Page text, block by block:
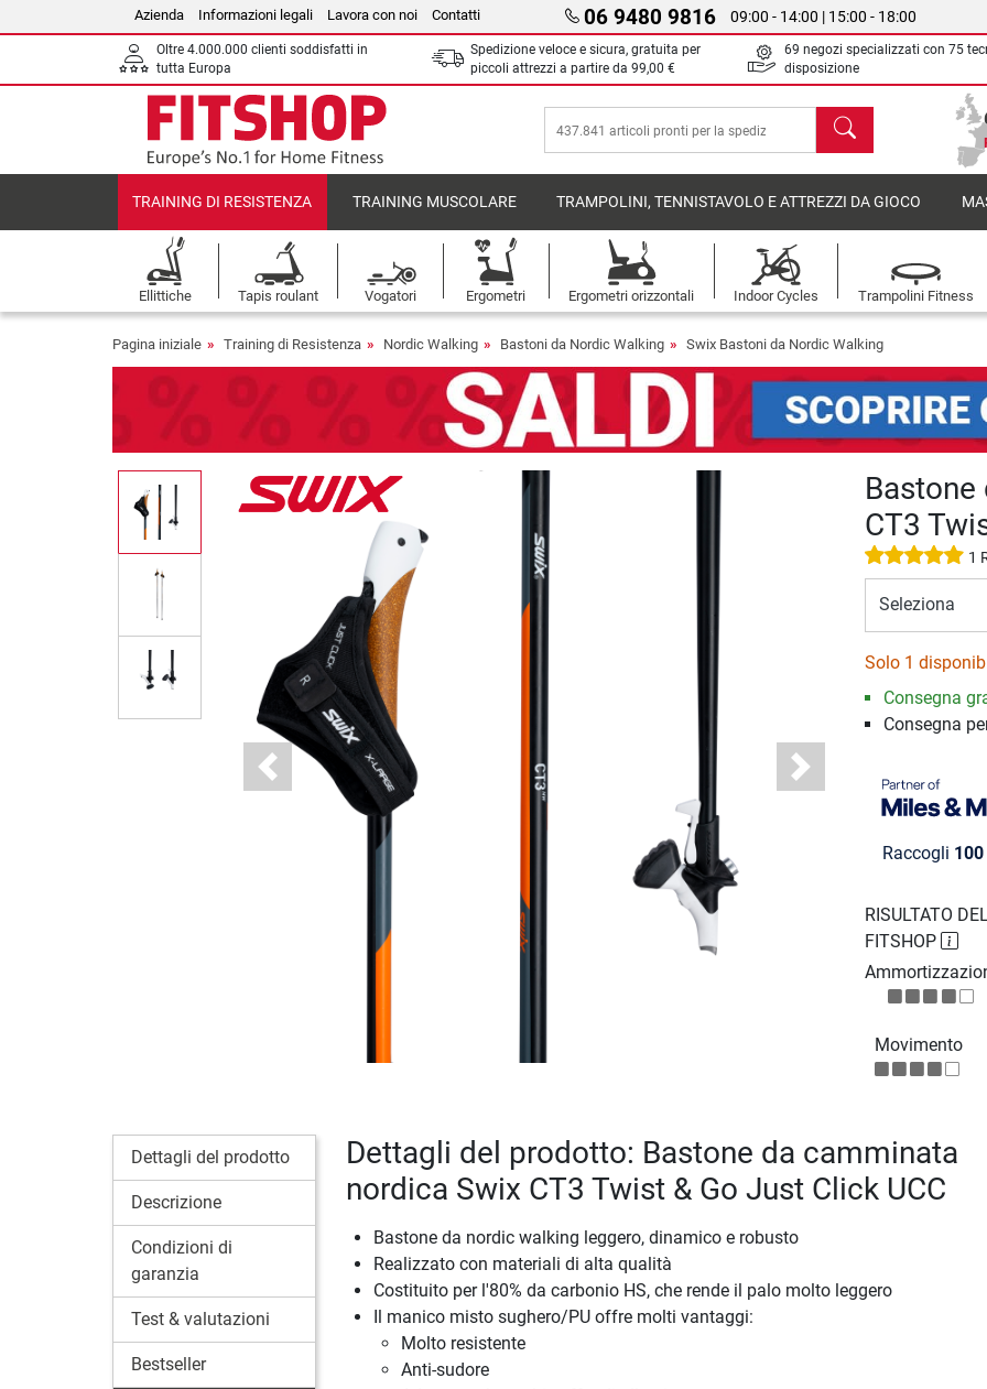
Azienda Informazioni legali Lavora con noi Contatti 06 9480 9816 09:00 - 14:00 | 15:00 - 18:00
Oltre 4.000.000 clienti soddisfatti in
tutta Europa
Spedizione veloce e sicura, gratuita per
piccoli attrezzi a partire da 99,00 €
69 negozi specializzati con 75
disposizione
Cerca
TRAINING DI RESISTENZA TRAINING MUSCOLARE TRAMPOLINI, TENNISTAVOLO E ATTREZZI DA GIOCO
Ellittiche Tapis roulant Vogatori Ergometri Ergometri orizzontali Indoor Cycles Trampolini Fitness
Pagina iniziale Training di Resistenza Nordic Walking Bastoni da Nordic Walking Swix Bastoni da Nordic Walking
Previous Next
CT3
1
Seleziona
Solo 1
Consegna
Consegna
Raccogli 100
RISULTATO
FITSHOP
Movimento
Dettagli del prodotto
Descrizione
Condizioni di
garanzia
Test & valutazioni
Bestseller
Dettagli del prodotto: Bastone da camminata
nordica Swix CT3 Twist & Go Just Click UCC
Bastone da nordic walking leggero, dinamico e robusto
Realizzato con materiali di alta qualità
Costituito per l'80% da carbonio HS, che rende il palo molto leggero
Il manico misto sughero/PU offre molti vantaggi:
Molto resistente
Anti-sudore